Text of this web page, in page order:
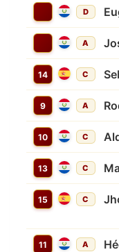
D
A
14 C
9 A
10 C
13 C
15 C
11 A